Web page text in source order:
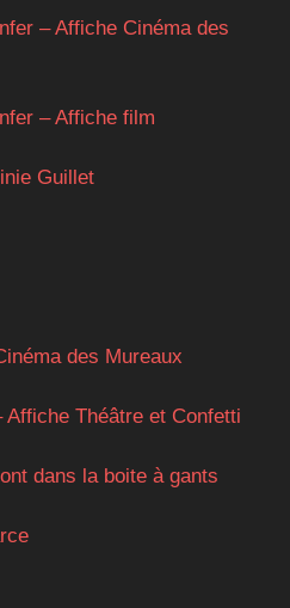
– Affiche Cinéma des
– Affiche film
Guillet
des Mureaux
Affiche Théâtre et Confetti
dans la boite à gants